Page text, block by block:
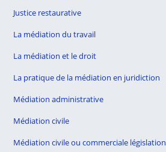
Justice restaurative
La médiation du travail
La médiation et le droit
La pratique de la médiation en juridiction
Médiation administrative
Médiation civile
Médiation civile ou commerciale législation